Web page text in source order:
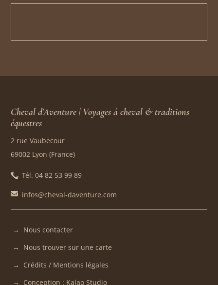
Cheval d’Aventure | Voyages à cheval & traditions
équestres
2 rue Vaubecour
69002 Lyon (France)
Tél. 04 82 53 99 89
infos@cheval-daventure.com
Nous contacter
Nous trouver sur une carte
Crédits / Mentions légales
Conception : Kalao Studio